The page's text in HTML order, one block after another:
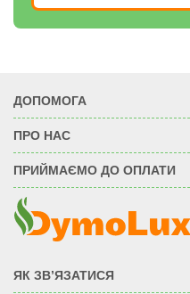
ДОПОМОГА
ПРО НАС
ПРИЙМАЄМО ДО ОПЛАТИ
ЯК ЗВ’ЯЗАТИСЯ